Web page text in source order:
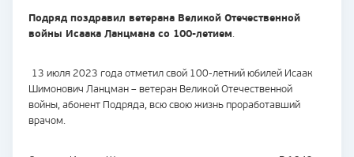
Подряд поздравил ветерана Великой Отечественной
войны Исаака Ланцмана со 100-летием.
13 июля 2023 года отметил свой 100-летний юбилей Исаак
Шимонович Ланцман – ветеран Великой Отечественной
войны, абонент Подряда, всю свою жизнь проработавший
врачом.